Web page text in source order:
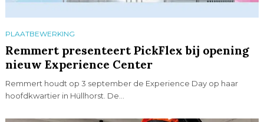
PLAATBEWERKING
Remmert presenteert PickFlex bij opening
nieuw Experience Center
Remmert houdt op 3 september de Experience Day op haar
hoofdkwartier in Hüllhorst. De...